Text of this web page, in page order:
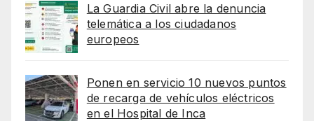
La Guardia Civil abre la denuncia
telemática a los ciudadanos
europeos
Ponen en servicio 10 nuevos puntos
de recarga de vehículos eléctricos
en el Hospital de Inca